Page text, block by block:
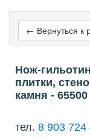
← Вернуться к
Нож-
плитки,
камня - 65500
тел. 8 903 724